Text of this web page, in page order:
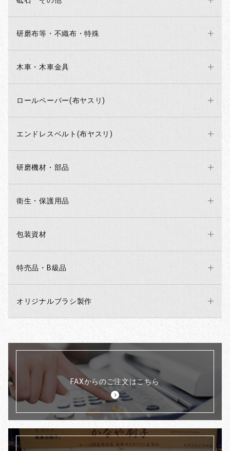
研磨布等・不織布・特殊
木車・木車金具
ロールペーパー(布ヤスリ)
エンドレスベルト(布ヤスリ)
研磨機材・部品
衛生・保護用品
包装資材
特売品・B級品
オリジナルブラシ製作
FAXからのご注文はこちら